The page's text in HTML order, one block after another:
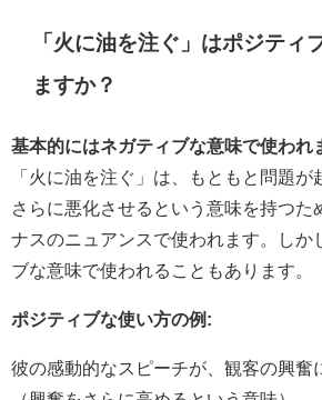
「火に油を注ぐ」はポジティ
ますか？
基本的にはネガティブな意味で使われ
「火に油を注ぐ」は、もともと問題が
さらに悪化させるという意味を持つた
ナスのニュアンスで使われます。しか
ブな意味で使われることもあります。
ポジティブな使い方の例:
彼の感動的なスピーチが、観客の興奮